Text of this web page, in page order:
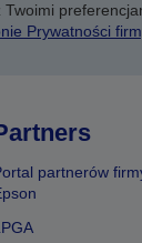
Prywatności
partnerów